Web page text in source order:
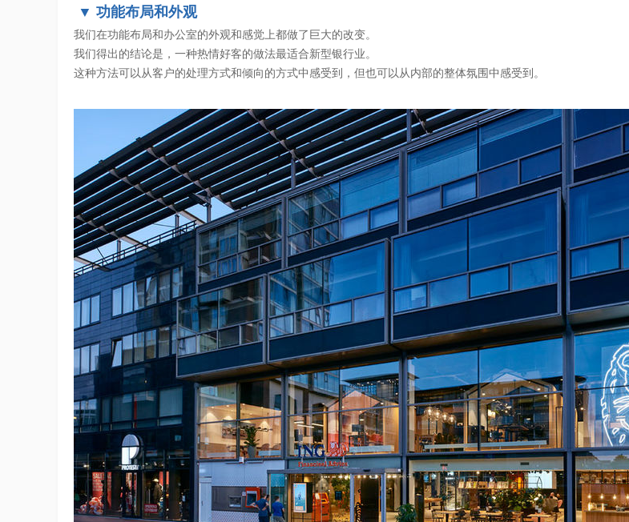
▼ 功能布局和外观
我们在功能布局和办公室的外观和感觉上都做了巨大的改变。
我们得出的结论是，一种热情好客的做法最适合新型银行业。
这种方法可以从客户的处理方式和倾向的方式中感受到，但也可以从内部的整体氛围中感受到。